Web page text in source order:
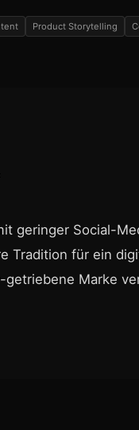
Product Storytelling
geringer Social-
Tradition für ein
Marke